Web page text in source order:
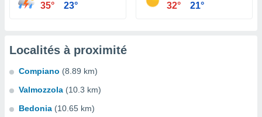
35° 23° 32° 21°
Localités à proximité
Compiano (8.89 km)
Valmozzola (10.3 km)
Bedonia (10.65 km)